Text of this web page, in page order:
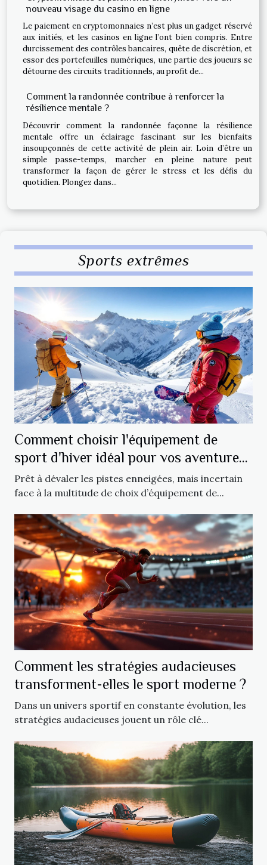
nouveau visage du casino en ligne
Le paiement en cryptomonnaies n’est plus un gadget réservé
aux initiés, et les casinos en ligne l’ont bien compris. Entre
durcissement des contrôles bancaires, quête de discrétion, et
essor des portefeuilles numériques, une partie des joueurs se
détourne des circuits traditionnels, au profit de...
Comment la randonnée contribue à renforcer la
résilience mentale ?
Découvrir comment la randonnée façonne la résilience
mentale offre un éclairage fascinant sur les bienfaits
insoupçonnés de cette activité de plein air. Loin d’être un
simple passe-temps, marcher en pleine nature peut
transformer la façon de gérer le stress et les défis du
quotidien. Plongez dans...
Sports extrêmes
Comment choisir l'équipement de
sport d'hiver idéal pour vos aventures
?
Prêt à dévaler les pistes enneigées, mais incertain
face à la multitude de choix d’équipement de...
Comment les stratégies audacieuses
transforment-elles le sport moderne ?
Dans un univers sportif en constante évolution, les
stratégies audacieuses jouent un rôle clé...